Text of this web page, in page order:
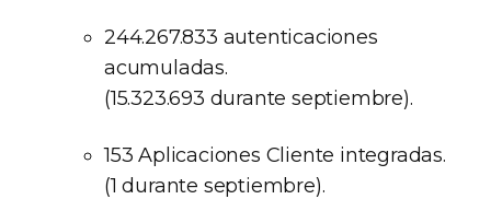
244.267.833 autenticaciones
acumuladas.
(15.323.693 durante septiembre).
153 Aplicaciones Cliente integradas.
(1 durante septiembre).